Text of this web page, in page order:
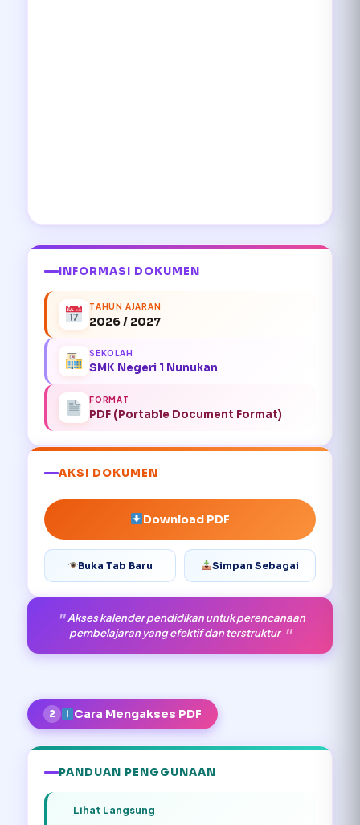
INFORMASI DOKUMEN
TAHUN AJARAN
2026 / 2027
SEKOLAH
SMK Negeri 1 Nunukan
FORMAT
PDF (Portable Document Format)
AKSI DOKUMEN
Download PDF
Buka Tab Baru Simpan Sebagai
Akses kalender pendidikan untuk perencanaan
pembelajaran yang efektif dan terstruktur
2 Cara Mengakses PDF
PANDUAN PENGGUNAAN
Lihat Langsung